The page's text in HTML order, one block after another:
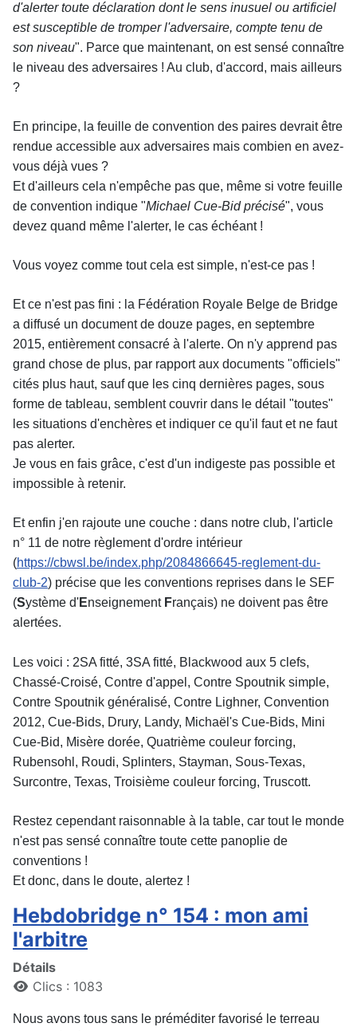
d'alerter toute déclaration dont le sens inusuel ou artificiel
est susceptible de tromper l'adversaire, compte tenu de
son niveau". Parce que maintenant, on est sensé connaître
le niveau des adversaires ! Au club, d'accord, mais ailleurs
?
En principe, la feuille de convention des paires devrait être
rendue accessible aux adversaires mais combien en avez-
vous déjà vues ?
Et d'ailleurs cela n'empêche pas que, même si votre feuille
de convention indique "Michael Cue-Bid précisé", vous
devez quand même l'alerter, le cas échéant !
Vous voyez comme tout cela est simple, n'est-ce pas !
Et ce n'est pas fini : la Fédération Royale Belge de Bridge
a diffusé un document de douze pages, en septembre
2015, entièrement consacré à l'alerte. On n'y apprend pas
grand chose de plus, par rapport aux documents "officiels"
cités plus haut, sauf que les cinq dernières pages, sous
forme de tableau, semblent couvrir dans le détail "toutes"
les situations d'enchères et indiquer ce qu'il faut et ne faut
pas alerter.
Je vous en fais grâce, c'est d'un indigeste pas possible et
impossible à retenir.
Et enfin j'en rajoute une couche : dans notre club, l'article
n° 11 de notre règlement d'ordre intérieur
(https://cbwsl.be/index.php/2084866645-reglement-du-
club-2) précise que les conventions reprises dans le SEF
(Système d'Enseignement Français) ne doivent pas être
alertées.
Les voici : 2SA fitté, 3SA fitté, Blackwood aux 5 clefs,
Chassé-Croisé, Contre d'appel, Contre Spoutnik simple,
Contre Spoutnik généralisé, Contre Lighner, Convention
2012, Cue-Bids, Drury, Landy, Michaël's Cue-Bids, Mini
Cue-Bid, Misère dorée, Quatrième couleur forcing,
Rubensohl, Roudi, Splinters, Stayman, Sous-Texas,
Surcontre, Texas, Troisième couleur forcing, Truscott.
Restez cependant raisonnable à la table, car tout le monde
n'est pas sensé connaître toute cette panoplie de
conventions !
Et donc, dans le doute, alertez !
Hebdobridge n° 154 : mon ami
l'arbitre
Détails
Clics : 1083
Nous avons tous sans le préméditer favorisé le terreau